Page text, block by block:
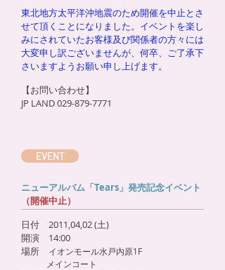
東北地方太平洋沖地震のため開催を中止とさ
せて頂くことになりました。イベントを楽し
みにされていたお客様及び関係者の方々には
大変申し訳ございませんが、何卒、ご了承下
さいますようお願い申し上げます。
【お問い合わせ】
JP LAND029-879-7771
EVENT
ニューアルバム「Tears」発売記念イベント
（開催中止）
日付 2011,04,02 (土)
開演 14:00
場所
イオンモール水戸内原1F
メインコート